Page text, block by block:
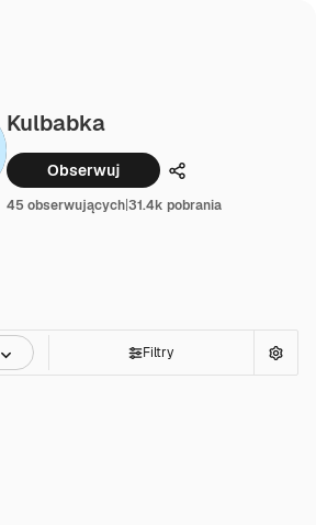
Kulbabka
Obserwuj Udostępnij
45 obserwujących|31.4k pobrania
Filtry